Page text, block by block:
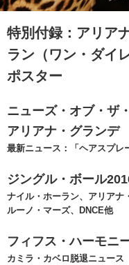
特別付録：アリア
ラン（ワン・ダイ
ポスター
ニューズ・オブ・ザ
アリアナ・グランデ
最新ニュース：「ヘアスプレ
ジングル・ボール
ナイル・ホーラン、アリアナ
ルーノ・マーズ、DNCE他
フィフス・ハーモニ
カミラ・カベロ脱退ニュース